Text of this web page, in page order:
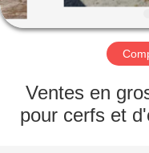
SUJET
DE
VISITE
Ventes en
pour cerfs et